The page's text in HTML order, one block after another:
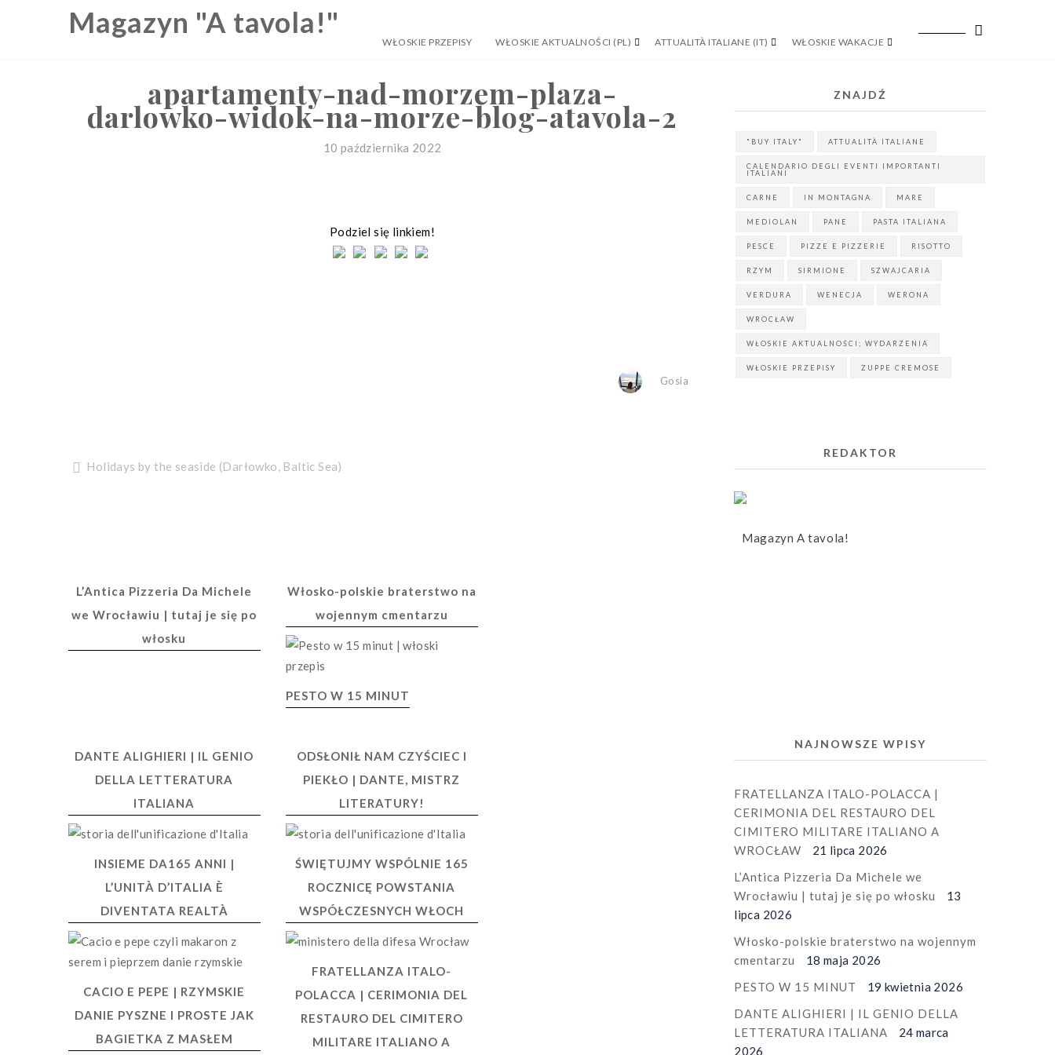
Magazyn "A tavola!"
WŁOSKIE PRZEPISY WŁOSKIE AKTUALNOŚCI (PL) ATTUALITÀ ITALIANE (IT) WŁOSKIE WAKACJE
apartamenty-nad-morzem-plaza-
darlowko-widok-na-morze-blog-atavola-2
10 października 2022
Podziel się linkiem!
Gosia
Nawigacja
wpisu
Holidays by the seaside (Darłowko, Baltic Sea)
L’Antica Pizzeria Da Michele
we Wrocławiu | tutaj je się po
włosku
Włosko-polskie braterstwo na
wojennym cmentarzu
PESTO W 15 MINUT
DANTE ALIGHIERI | IL GENIO
DELLA LETTERATURA
ITALIANA
ODSŁONIŁ NAM CZYŚCIEC I
PIEKŁO | DANTE, MISTRZ
LITERATURY!
INSIEME DA165 ANNI |
L’UNITÀ D’ITALIA È
DIVENTATA REALTÀ
ŚWIĘTUJMY WSPÓLNIE 165
ROCZNICĘ POWSTANIA
WSPÓŁCZESNYCH WŁOCH
CACIO E PEPE | RZYMSKIE
DANIE PYSZNE I PROSTE JAK
BAGIETKA Z MASŁEM
FRATELLANZA ITALO-
POLACCA | CERIMONIA DEL
RESTAURO DEL CIMITERO
MILITARE ITALIANO A
ZNAJDŹ
"BUY ITALY" ATTUALITÀ ITALIANE
CALENDARIO DEGLI EVENTI IMPORTANTI
ITALIANI
CARNE IN MONTAGNA MARE
MEDIOLAN PANE PASTA ITALIANA
PESCE PIZZE E PIZZERIE RISOTTO
RZYM SIRMIONE SZWAJCARIA
VERDURA WENECJA WERONA
WROCŁAW
WŁOSKIE AKTUALNOŚCI; WYDARZENIA
WŁOSKIE PRZEPISY ZUPPE CREMOSE
REDAKTOR
Magazyn A tavola!
NAJNOWSZE WPISY
FRATELLANZA ITALO-POLACCA |
CERIMONIA DEL RESTAURO DEL
CIMITERO MILITARE ITALIANO A
WROCŁAW
21 lipca 2026
L’Antica Pizzeria Da Michele we
Wrocławiu | tutaj je się po włosku
13
lipca 2026
Włosko-polskie braterstwo na wojennym
cmentarzu
18 maja 2026
PESTO W 15 MINUT
19 kwietnia 2026
DANTE ALIGHIERI | IL GENIO DELLA
LETTERATURA ITALIANA
24 marca
2026